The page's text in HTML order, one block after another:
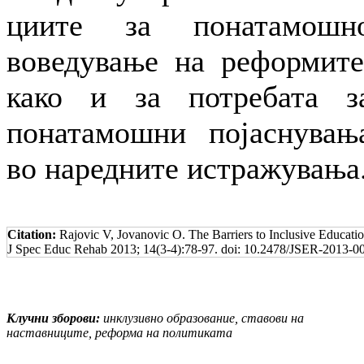
ции­те за
воведување на
како и за пот­ре­ба­­та
понатамошни
во на­ред­ни­те
Citation: Rajovic V, Jovanovic O. The Barriers to Inclusive
J Spec Educ Rehab 2013; 14(3-4):78-97. doi: 10.2478/JSER-2013-
Клучни зборови: инклузивно образование, ста­во­ви на
наставниците, реформа на по­ли­ти­ка­та